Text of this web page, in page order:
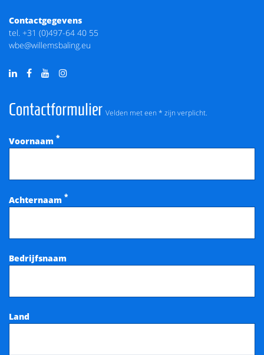
Contactformulier Velden met een * zijn verplicht.
Voornaam *
Achternaam *
Bedrijfsnaam
Land
Contactgegevens
tel. +31 (0)497-64 40 55
wbe@willemsbaling.eu